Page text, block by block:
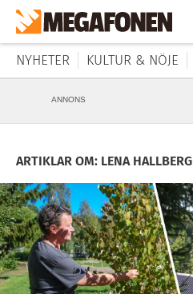
NYHETER KULTUR & NÖJE
ANNONS
ARTIKLAR OM: LENA HALLBERG